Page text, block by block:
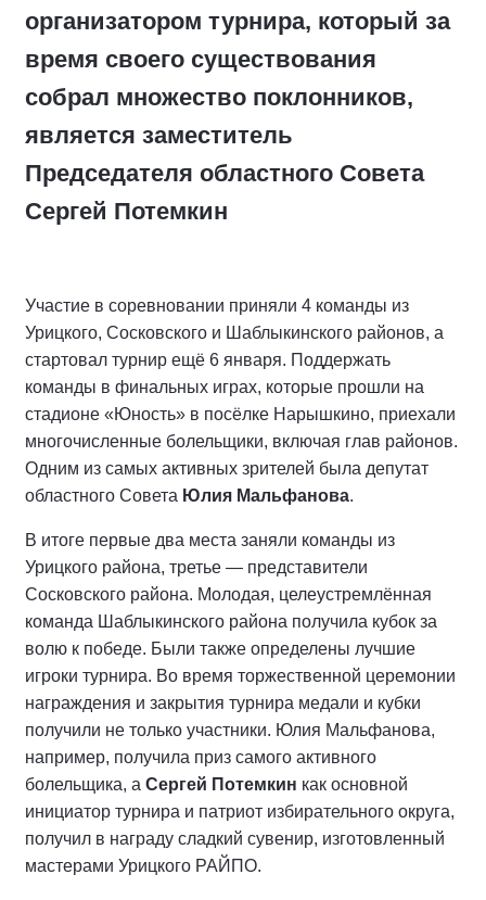
организатором турнира, который за
время своего существования
собрал множество поклонников,
является заместитель
Председателя областного Совета
Сергей Потемкин
Участие в соревновании приняли 4 команды из
Урицкого, Сосковского и Шаблыкинского районов, а
стартовал турнир ещё 6 января. Поддержать
команды в финальных играх, которые прошли на
стадионе «Юность» в посёлке Нарышкино, приехали
многочисленные болельщики, включая глав районов.
Одним из самых активных зрителей была депутат
областного Совета Юлия Мальфанова.
В итоге первые два места заняли команды из
Урицкого района, третье — представители
Сосковского района. Молодая, целеустремлённая
команда Шаблыкинского района получила кубок за
волю к победе. Были также определены лучшие
игроки турнира. Во время торжественной церемонии
награждения и закрытия турнира медали и кубки
получили не только участники. Юлия Мальфанова,
например, получила приз самого активного
болельщика, а Сергей Потемкин как основной
инициатор турнира и патриот избирательного округа,
получил в награду сладкий сувенир, изготовленный
мастерами Урицкого РАЙПО.